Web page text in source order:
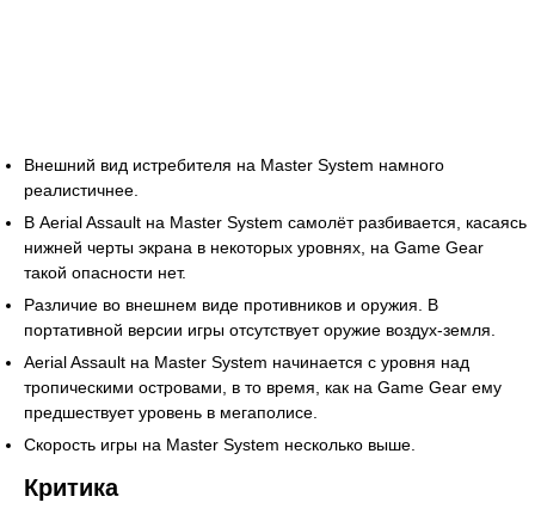
Внешний вид истребителя на Master System намного
реалистичнее.
В Aerial Assault на Master System самолёт разбивается, касаясь
нижней черты экрана в некоторых уровнях, на Game Gear
такой опасности нет.
Различие во внешнем виде противников и оружия. В
портативной версии игры отсутствует оружие воздух-земля.
Aerial Assault на Master System начинается с уровня над
тропическими островами, в то время, как на Game Gear ему
предшествует уровень в мегаполисе.
Скорость игры на Master System несколько выше.
Критика